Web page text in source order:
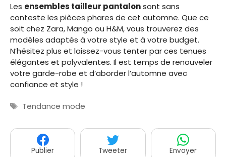
Les ensembles tailleur pantalonsont sans
conteste les pièces phares de cet automne. Que ce
soit chez Zara, Mango ou H&M, vous trouverez des
modèles adaptés à votre style et à votre budget.
N’hésitez plus et laissez-vous tenter par ces tenues
élégantes et polyvalentes. Il est temps de renouveler
votre garde-robe et d’aborder l’automne avec
confiance et style !
Étiquettes
Tendance mode
Publier Tweeter Envoyer